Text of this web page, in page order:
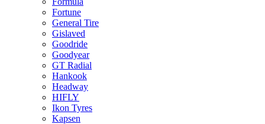
Fortune
General Tire
Gislaved
Goodride
Goodyear
GT Radial
Hankook
Headway
HIFLY
Ikon Tyres
Kapsen